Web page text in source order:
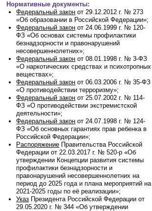
Нормативные документы:
Федеральный закон от 29.12.2012 г. № 273
«Об образовании в Российской Федерации»;
Федеральный закон от 24.06.1999 г. № 120-
ФЗ «Об основах системы профилактики
безнадзорности и правонарушений
несовершеннолетних»;
Федеральный закон от 08.01.1998 г. № 3-ФЗ
«О наркотических средствах и психотропных
веществах»;
Федеральный закон от 06.03.2006 г. № 35-ФЗ
«О противодействии терроризму»;
Федеральный закон от 25.07.2002 г. № 114-
ФЗ «О противодействии экстремистской
деятельности»;
Федеральный закон от 24.07.1998 г. № 124-
ФЗ «Об основных гарантиях прав ребенка в
Российской Федерации»;
Распоряжение Правительства Российской
Федерации от 22.03.2017 г. № 520-р «Об
утверждении Концепции развития системы
профилактики безнадзорности и
правонарушений несовершеннолетних на
период до 2025 года и плана мероприятий на
2021-2025 годы по её реализации»;
Указ Президента Российской Федерации от
29.05.2020 г. № 344 «Об утверждении